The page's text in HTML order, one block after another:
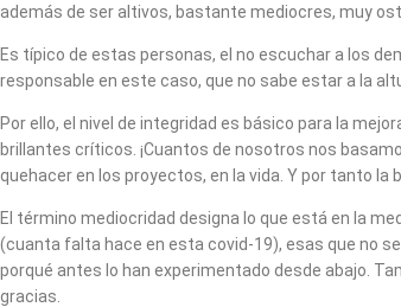
además de ser altivos, bastante mediocres, muy
Es típico de estas personas, el no escuchar a los
responsable en este caso, que no sabe estar a la
Por ello, el nivel de integridad es básico para la
brillantes críticos. ¡Cuantos de nosotros nos
quehacer en los proyectos, en la vida. Y por tanto
El término mediocridad designa lo que está en la
(cuanta falta hace en esta covid-19), esas que no
porqué antes lo han experimentado desde abajo.
gracias.